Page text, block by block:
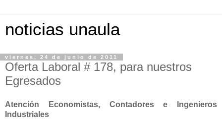
noticias unaula
viernes, 24 de junio de 2011
Oferta Laboral # 178, para nuestros
Egresados
Atención Economistas, Contadores e Ingenieros
Industriales